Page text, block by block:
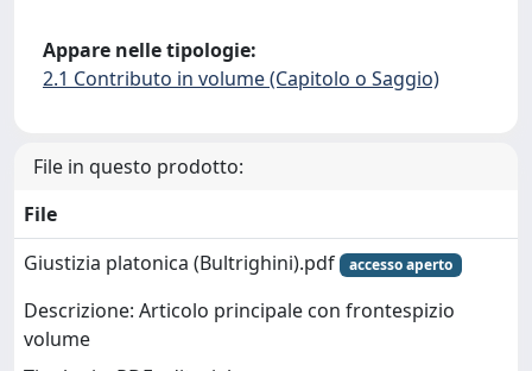
Appare nelle tipologie:
2.1 Contributo in volume (Capitolo o Saggio)
File in questo prodotto:
File
Giustizia platonica (Bultrighini).pdf
accesso aperto
Descrizione: Articolo principale con frontespizio
volume